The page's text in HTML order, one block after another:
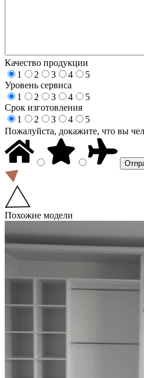
Качество продукции
1
2 3 4
5
Уровень сервиса
1
2 3 4
5
Срок изготовления
1
2 3 4
5
Пожалуйста, докажите, что вы
Похожие модели